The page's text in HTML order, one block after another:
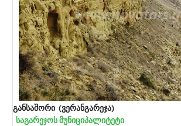
განსაშორი (ვერანგარეჯა)
საგარეჯოს მუნიციპალიტეტი